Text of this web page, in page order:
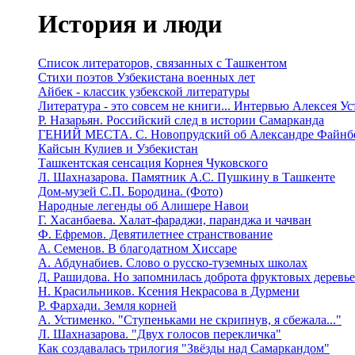
История и люди
Список литераторов, связанных с Ташкентом
Стихи поэтов Узбекистана военных лет
Айбек - классик узбекской литературы
Литература - это совсем не книги... Интервью Алексея
Р. Назарьян. Российский след в истории Самарканда
ГЕНИЙ МЕСТА. C. Новопрудский об Александре
Кайсын Кулиев и Узбекистан
Ташкентская сенсация Корнея Чуковского
Л. Шахназарова. Памятник А.С. Пушкину в Ташкенте
Дом-музей С.П. Бородина. (Фото)
Народные легенды об Алишере Навои
Г. Хасанбаева. Халат-фараджи, паранджа и чачван
Ф. Ефремов. Девятилетнее странствование
А. Семенов. В благодатном Хиссаре
А. Абдунабиев. Слово о русско-туземных школах
Д. Рашидова. Но запомнилась доброта фруктовых
Н. Красильников. Ксения Некрасова в Дурмени
Р. Фархади. Земля корней
А. Устименко. "Ступеньками не скрипнув, я сбежала..."
Л. Шахназарова. "Двух голосов перекличка"
Как создавалась трилогия "Звёзды над Самаркандом"